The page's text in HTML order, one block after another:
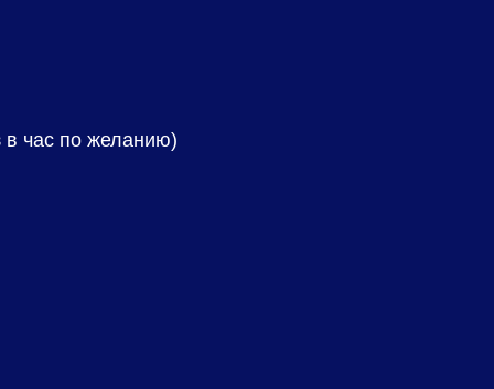
в час по желанию)